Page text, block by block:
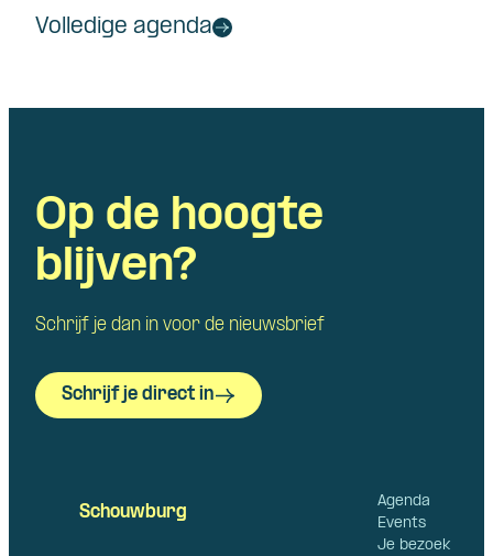
Volledige agenda
Op de hoogte
blijven?
Schrijf je dan in voor de nieuwsbrief
Schrijf je direct in
Agenda
Events
Je bezoek
Schouwburg